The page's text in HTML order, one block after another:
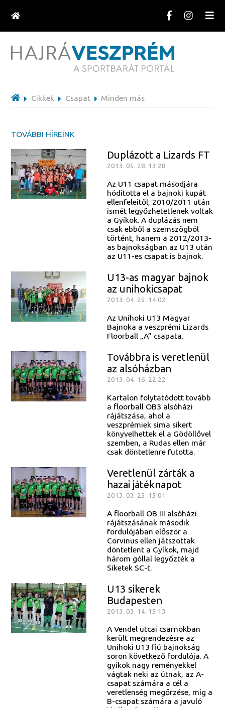
Cikkek Csapat Minden más
TOVÁBBI HÍREINK
Duplázott a Lizards FT
2013. 05. 28. 13:28
Az U11 csapat másodjára
hódította el a bajnoki kupát
ellenfeleitől, 2010/2011 után
ismét legyőzhetetlenek voltak
a Gyíkok. A duplázás nem
csak ebből a szemszögból
történt, hanem a 2012/2013-
as bajnokságban az U13 után
az U11-es csapat is bajnok.
U13-as magyar bajnok
az unihokicsapat
2013. 04. 25. 14:02
Az Unihoki U13 Magyar
Bajnoka a veszprémi Lizards
Floorball „A” csapata.
Továbbra is veretlenül
az alsóházban
2013. 04. 16. 22:22
Kartalon folytatódott tovább
a floorball OB3 alsóházi
rájátszása, ahol a
veszprémiek sima sikert
könyvelhettek el a Gödöllővel
szemben, a Rudas ellen már
csak döntetlenre futotta.
Veretlenül zárták a
hazai játéknapot
2013. 03. 25. 15:01
A floorball OB III alsóházi
rájátszásának második
fordulójában először a
Corvinus ellen játszottak
döntetlent a Gyíkok, majd
három góllal legyőzték a
Siketek SC-t.
U13 sikerek
Budapesten
2013. 03. 14. 15:13
A Vendel utcai csarnokban
került megrendezésre az
Unihoki U13 fiú bajnokság
soron következő fordulója. A
gyíkok nagy reményekkel
vágtak neki az útnak, az A-
csapat számára a cél a
veretlenség megőrzése, míg a
B-csapat számára a javuló